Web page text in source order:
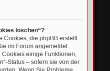
löschen“?
Cookies, die phpBB erstellt
im Forum angemeldet
einige Funktionen,
Status – sofern sie von der